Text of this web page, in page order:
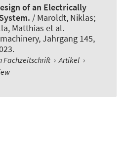
of an Electrically
/ Maroldt, Niklas;
Matthias et al.
, Jahrgang 145,
Fachzeitschrift › Artikel ›